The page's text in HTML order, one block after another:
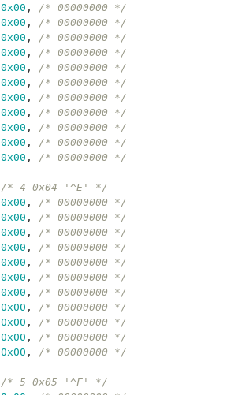
0x00 ,
/* 00000000 */
0x00 ,
/* 00000000 */
0x00 ,
/* 00000000 */
0x00 ,
/* 00000000 */
0x00 ,
/* 00000000 */
0x00 ,
/* 00000000 */
0x00 ,
/* 00000000 */
0x00 ,
/* 00000000 */
0x00 ,
/* 00000000 */
0x00 ,
/* 00000000 */
0x00 , /* 00000000 */
/* 4 0x04 '^E' */
0x00 ,
/* 00000000 */
0x00 ,
/* 00000000 */
0x00 ,
/* 00000000 */
0x00 ,
/* 00000000 */
0x00 ,
/* 00000000 */
0x00 ,
/* 00000000 */
0x00 ,
/* 00000000 */
0x00 ,
/* 00000000 */
0x00 ,
/* 00000000 */
0x00 ,
/* 00000000 */
0x00 , /* 00000000 */
/* 5 0x05 '^F' */